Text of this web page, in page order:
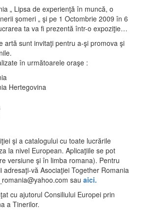
„ Lipsa de experienţă în muncă, o
şomeri „ şi pe 1 Octombrie 2009 în 6
ta va fi prezentă într-o expoziţie…
artă sunt invitaţi pentru a-şi promova şi
în următoarele oraşe :
Hertegovina
şi a catalogului cu toate lucrările
la nivel European. Aplicaţiile se pot
versiune şi în limba romana). Pentru
adresaţi-vă Asociaţiei Together Romania
sau aici.
cu ajutorul Consiliului Europei prin
a Tinerilor.